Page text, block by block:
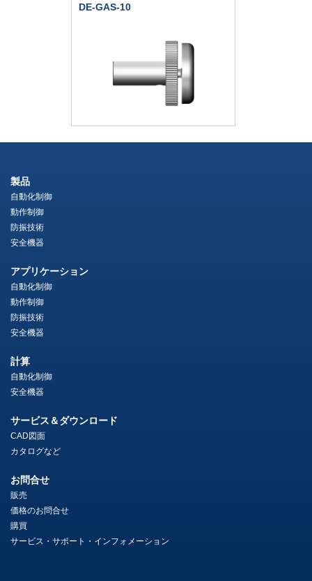
DE-GAS-10
製品
自動化制御
動作制御
防振技術
安全機器
アプリケーション
自動化制御
動作制御
防振技術
安全機器
計算
自動化制御
安全機器
サービス＆ダウンロード
CAD図面
カタログなど
お問合せ
販売
価格のお問合せ
購買
サービス・サポート・インフォメーション